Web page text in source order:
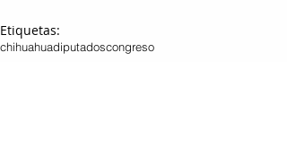
Etiquetas:
chihuahuadiputadoscongreso